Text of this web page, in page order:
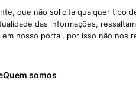
que não solicita qualquer tipo
das informações,
nosso portal, por isso não
Quem somos